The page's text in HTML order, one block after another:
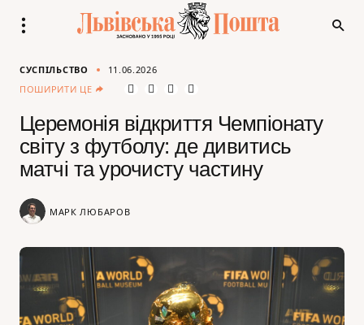
СУСПІЛЬСТВО
11.06.2026
ПОШИРИТИ ЦЕ
Церемонія відкриття Чемпіонату
світу з футболу: де дивитись
матчі та урочисту частину
МАРК ЛЮБАРОВ